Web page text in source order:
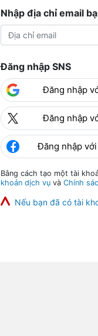
Nhập địa chỉ email
Đăng nhập SNS
Đăng nhập
Đăng nhập
Đăng nhập
Bằng cách tạo một tài
khoản dịch vụ và Chính
Nếu bạn đã có tài